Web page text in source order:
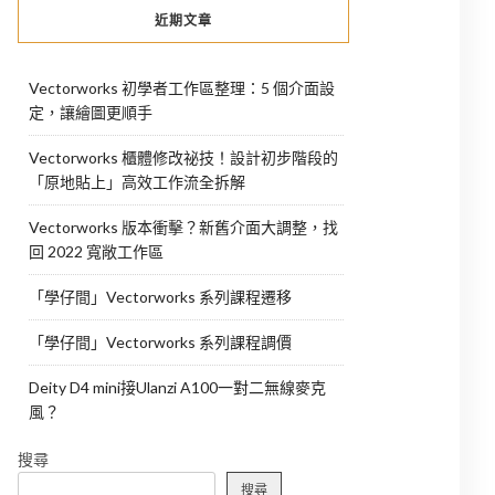
近期文章
Vectorworks 初學者工作區整理：5 個介面設
定，讓繪圖更順手
Vectorworks 櫃體修改祕技！設計初步階段的
「原地貼上」高效工作流全拆解
Vectorworks 版本衝擊？新舊介面大調整，找
回 2022 寬敞工作區
「學仔間」Vectorworks 系列課程遷移
「學仔間」Vectorworks 系列課程調價
Deity D4 mini接Ulanzi A100一對二無線麥克
風？
搜尋
搜尋